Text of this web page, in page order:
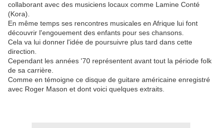
collaborant avec des musiciens locaux comme Lamine Conté
(Kora).
En même temps ses rencontres musicales en Afrique lui font
découvrir l'engouement des enfants pour ses chansons.
Cela va lui donner l'idée de poursuivre plus tard dans cette
direction.
Cependant les années '70 représentent avant tout la période folk
de sa carrière.
Comme en témoigne ce disque de guitare américaine enregistré
avec Roger Mason et dont voici quelques extraits.